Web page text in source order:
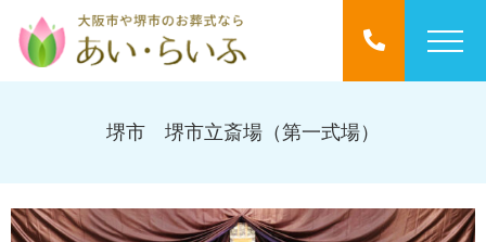
堺市 堺市立斎場（第一式場）